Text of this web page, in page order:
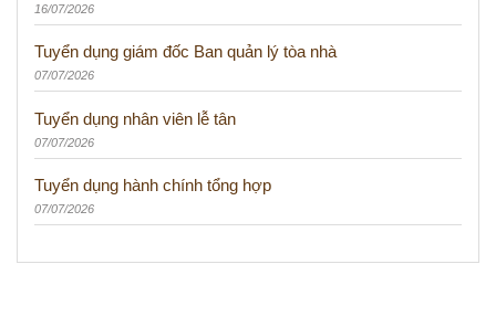
16/07/2026
Tuyển dụng giám đốc Ban quản lý tòa nhà
07/07/2026
Tuyển dụng nhân viên lễ tân
07/07/2026
Tuyển dụng hành chính tổng hợp
07/07/2026